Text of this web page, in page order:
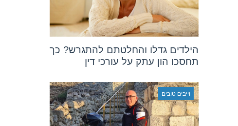
הילדים גדלו והחלטתם להתגרש? כך
תחסכו הון עתק על עורכי דין
וייבים טובים